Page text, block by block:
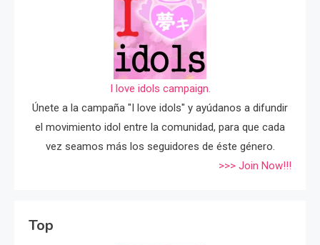
I love idols campaign.
Únete a la campaña "I love idols" y ayúdanos a difundir
el movimiento idol entre la comunidad, para que cada
vez seamos más los seguidores de éste género.
>>> Join Now!!!
Top